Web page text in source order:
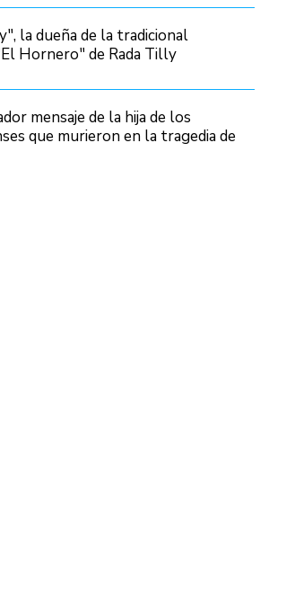
la dueña de la tradicional
Hornero" de Rada Tilly
mensaje de la hija de los
que murieron en la tragedia de